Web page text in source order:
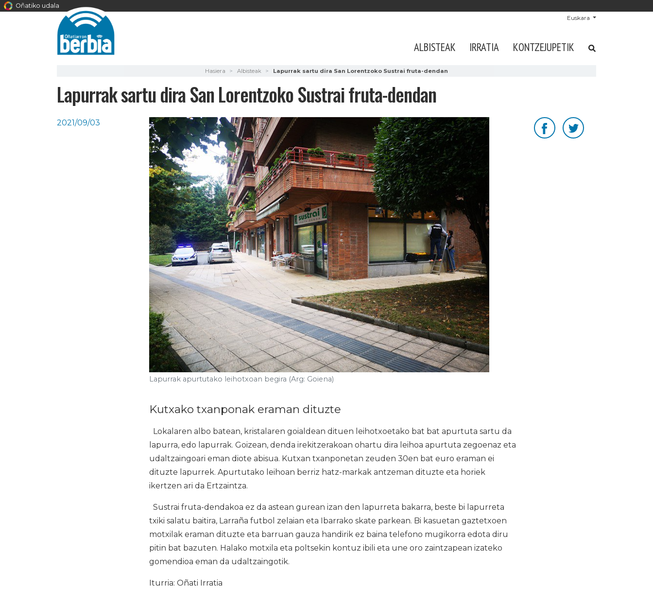
Oñatiko udala
Euskara
ALBISTEAK IRRATIA KONTZEJUPETIK
Hasiera Albisteak Lapurrak sartu dira San Lorentzoko Sustrai fruta-dendan
Lapurrak sartu dira San Lorentzoko Sustrai fruta-dendan
2021/09/03
Lapurrak apurtutako leihotxoan begira (Arg: Goiena)
Kutxako txanponak eraman dituzte
Lokalaren albo batean, kristalaren goialdean dituen leihotxoetako bat bat apurtuta sartu da
lapurra, edo lapurrak. Goizean, denda irekitzerakoan ohartu dira leihoa apurtuta zegoenaz eta
udaltzaingoari eman diote abisua. Kutxan txanponetan zeuden 30en bat euro eraman ei
dituzte lapurrek. Apurtutako leihoan berriz hatz-markak antzeman dituzte eta horiek
ikertzen ari da Ertzaintza.
Sustrai fruta-dendakoa ez da astean gurean izan den lapurreta bakarra, beste bi lapurreta
txiki salatu baitira, Larraña futbol zelaian eta Ibarrako skate parkean. Bi kasuetan gaztetxoen
motxilak eraman dituzte eta barruan gauza handirik ez baina telefono mugikorra edota diru
pitin bat bazuten. Halako motxila eta poltsekin kontuz ibili eta une oro zaintzapean izateko
gomendioa eman da udaltzaingotik.
Iturria: Oñati Irratia